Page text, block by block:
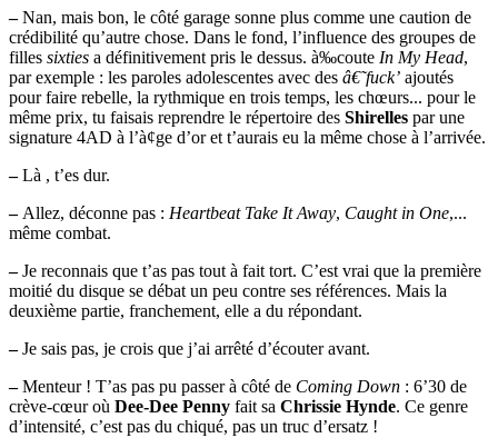
–Nan, mais bon, le côté garage sonne plus comme une caution de
crédibilité qu’autre chose. Dans le fond, l’influence des groupes de
filles sixties a définitivement pris le dessus. à‰coute In My Head,
par exemple : les paroles adolescentes avec des â€˜fuck’ ajoutés
pour faire rebelle, la rythmique en trois temps, les chœurs... pour le
même prix, tu faisais reprendre le répertoire des Shirelles par une
signature 4AD à l’à¢ge d’or et t’aurais eu la même chose à l’arrivée.
–Là , t’es dur.
–Allez, déconne pas : Heartbeat Take It Away, Caught in One,...
même combat.
–Je reconnais que t’as pas tout à fait tort. C’est vrai que la première
moitié du disque se débat un peu contre ses références. Mais la
deuxième partie, franchement, elle a du répondant.
–Je sais pas, je crois que j’ai arrêté d’écouter avant.
–Menteur ! T’as pas pu passer à côté de Coming Down : 6’30 de
crève-cœur où Dee-Dee Penny fait sa Chrissie Hynde. Ce genre
d’intensité, c’est pas du chiqué, pas un truc d’ersatz !